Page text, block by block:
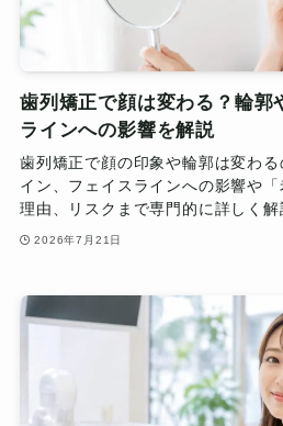
歯列矯正で顔は変わる？輪郭
ラインへの影響を解説
歯列矯正で顔の印象や輪郭は変わ
イン、フェイスラインへの影響や
理由、リスクまで専門的に詳しく解
2026年7月21日